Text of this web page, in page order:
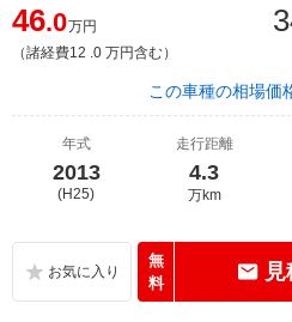
46.0万円
（諸経費12 .0 万円含む）
この車種の相場価
年式
2013
(H25)
走行距離
4.3
万km
無
料